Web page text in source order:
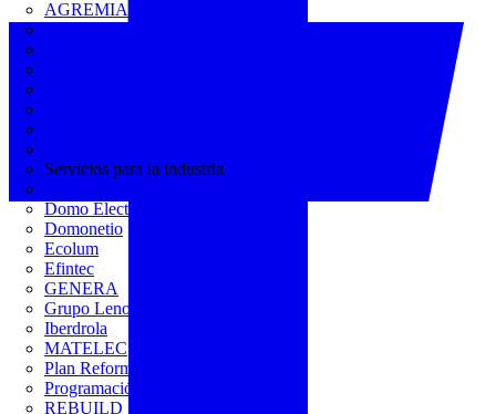
AGREMIA
Servicios para la industria
Domo Electra
Domonetio
Ecolum
Efintec
GENERA
Grupo Lenor
Iberdrola
MATELEC
Plan Reforma
Programación Integral
REBUILD